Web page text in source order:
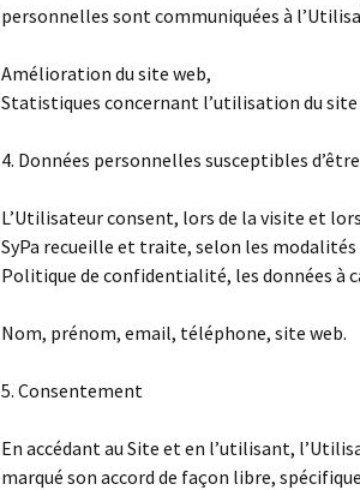
personnelles sont communiquées à
Amélioration du site web,
Statistiques concernant l’utilisation du site
4. Données personnelles susceptibles
L’Utilisateur consent, lors de la visite et
SyPa recueille et traite, selon les
Politique de confidentialité, les données à
Nom, prénom, email, téléphone, site web.
5. Consentement
En accédant au Site et en l’utilisant,
marqué son accord de façon libre,